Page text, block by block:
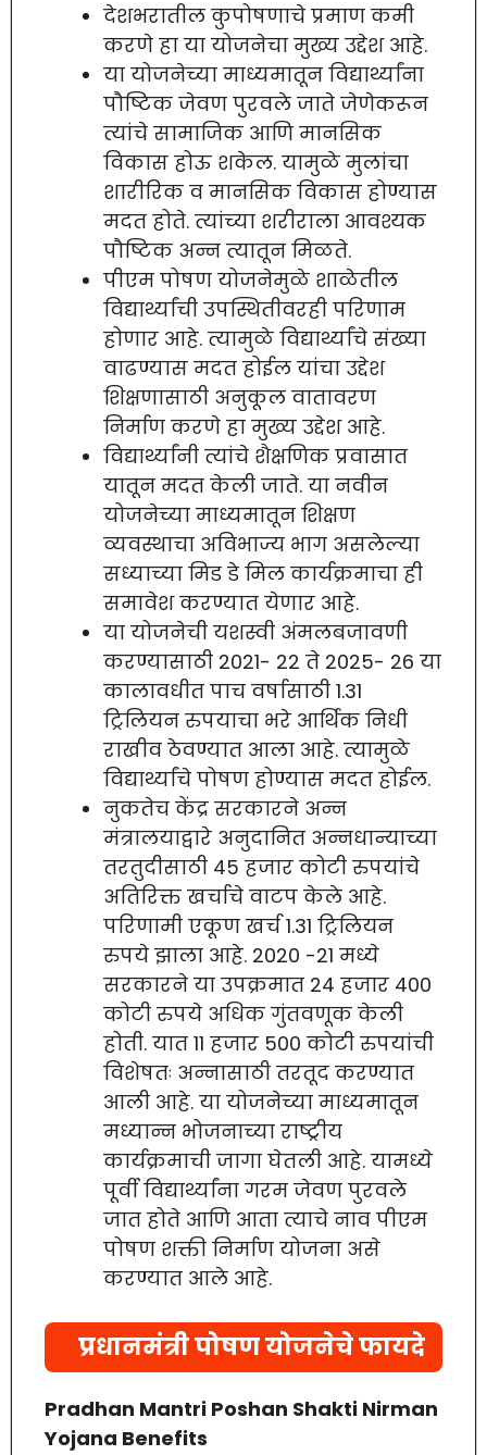
देशभरातील कुपोषणाचे प्रमाण कमी
करणे हा या योजनेचा मुख्य उद्देश आहे.
या योजनेच्या माध्यमातून विद्यार्थ्यांना
पौष्टिक जेवण पुरवले जाते जेणेकरून
त्यांचे सामाजिक आणि मानसिक
विकास होऊ शकेल. यामुळे मुलांचा
शारीरिक व मानसिक विकास होण्यास
मदत होते. त्यांच्या शरीराला आवश्यक
पौष्टिक अन्न त्यातून मिळते.
पीएम पोषण योजनेमुळे शाळेतील
विद्यार्थ्यांची उपस्थितीवरही परिणाम
होणार आहे. त्यामुळे विद्यार्थ्यांचे संख्या
वाढण्यास मदत होईल यांचा उद्देश
शिक्षणासाठी अनुकूल वातावरण
निर्माण करणे हा मुख्य उद्देश आहे.
विद्यार्थ्यांनी त्यांचे शैक्षणिक प्रवासात
यातून मदत केली जाते. या नवीन
योजनेच्या माध्यमातून शिक्षण
व्यवस्थाचा अविभाज्य भाग असलेल्या
सध्याच्या मिड डे मिल कार्यक्रमाचा ही
समावेश करण्यात येणार आहे.
या योजनेची यशस्वी अंमलबजावणी
करण्यासाठी 2021- 22 ते 2025- 26 या
कालावधीत पाच वर्षासाठी 1.31
ट्रिलियन रुपयाचा भरे आर्थिक निधी
राखीव ठेवण्यात आला आहे. त्यामुळे
विद्यार्थ्यांचे पोषण होण्यास मदत होईल.
नुकतेच केंद्र सरकारने अन्न
मंत्रालयाद्वारे अनुदानित अन्नधान्याच्या
तरतुदीसाठी 45 हजार कोटी रुपयांचे
अतिरिक्त खर्चाचे वाटप केले आहे.
परिणामी एकूण खर्च 1.31 ट्रिलियन
रुपये झाला आहे. 2020 -21 मध्ये
सरकारने या उपक्रमात 24 हजार 400
कोटी रुपये अधिक गुंतवणूक केली
होती. यात 11 हजार 500 कोटी रुपयांची
विशेषतः अन्नासाठी तरतूद करण्यात
आली आहे. या योजनेच्या माध्यमातून
मध्यान्न भोजनाच्या राष्ट्रीय
कार्यक्रमाची जागा घेतली आहे. यामध्ये
पूर्वी विद्यार्थ्यांना गरम जेवण पुरवले
जात होते आणि आता त्याचे नाव पीएम
पोषण शक्ती निर्माण योजना असे
करण्यात आले आहे.
प्रधानमंत्री पोषण योजनेचे फायदे
Pradhan Mantri Poshan Shakti Nirman
Yojana Benefits